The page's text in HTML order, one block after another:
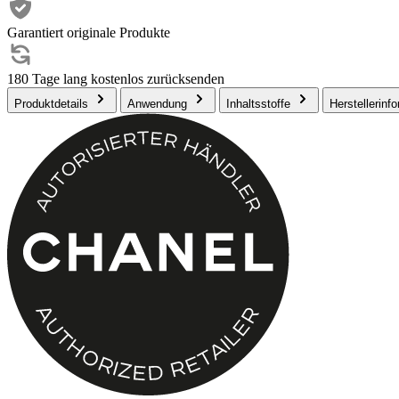
Garantiert originale Produkte
180 Tage lang kostenlos zurücksenden
Produktdetails Anwendung Inhaltsstoffe